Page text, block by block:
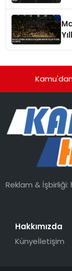
Reklam & İşbirliği:
Hakkımızda
Künyeİletişim